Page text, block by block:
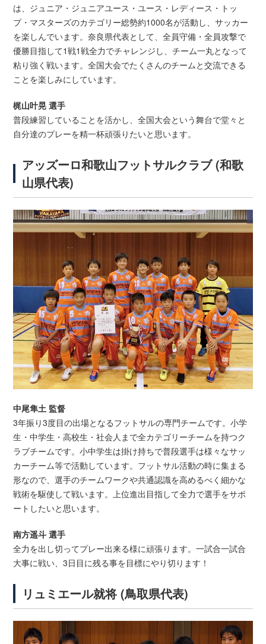
は、ジュニア・ジュニアユース・ユース・レディース・トッ
プ・マスターズのカテゴリー総勢約1000名が活動し、サッカー
を楽しんでいます。奈良県代表として、全員守備・全員攻撃で
優勝目指して1戦1戦全力でチャレンジし、チーム一丸となって
粘り強く戦います。全国大会でたくさんのチームと交流できる
ことを楽しみにしています。
梶山叶晃 選手
普段練習していることを活かし、全国大会という舞台で堂々と
自分達のプレーを精一杯頑張りたいと思います。
アッズーロ和歌山フットサルクラブ (和歌
山県代表)
中尾隼土 監督
3年振り3度目の出場となるフットサルの専門チームです。小学
生・中学生・高校生・社会人まで全カテゴリーチームを持つク
ラブチームです。小中学生は掛け持ちで普段選手は様々なサッ
カーチーム等で活動しています。フットサル活動の時に集まる
形なので、選手のチームワークや共通認識を高めるべく細かな
戦術を駆使して戦います。上位進出目指して全力で選手をサポ
ートしたいと思います。
南方遥斗 選手
全力を出し切ってプレー出来る様に頑張ります。一試合一試合
大事に戦い、3日目に残る事を目標にやり切ります！
リュミエール就将 (鳥取県代表)